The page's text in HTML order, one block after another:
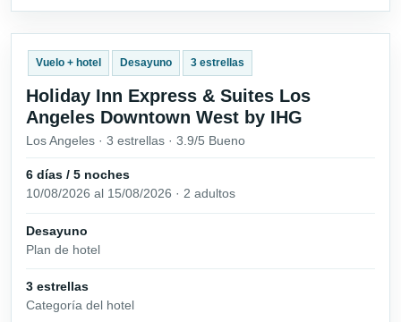
Vuelo + hotel Desayuno 3 estrellas
Holiday Inn Express & Suites Los
Angeles Downtown West by IHG
Los Angeles · 3 estrellas · 3.9/5 Bueno
6 días / 5 noches
10/08/2026 al 15/08/2026 · 2 adultos
Desayuno
Plan de hotel
3 estrellas
Categoría del hotel